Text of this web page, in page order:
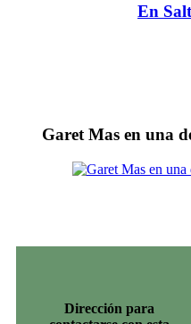
En
Garet Mas en una
Dirección para